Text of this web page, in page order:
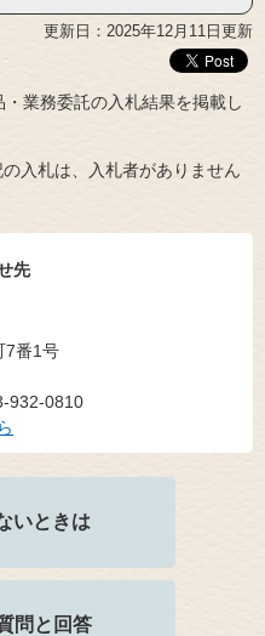
更新日：2025年12月11日更新
業務委託の入札結果を掲載し
入札は、入札者がありません
先
7番1号
932-0810
いときは
問と回答